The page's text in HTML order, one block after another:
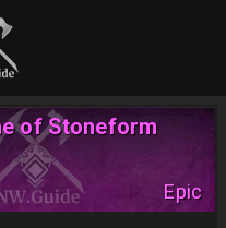
of Stoneform
Epic